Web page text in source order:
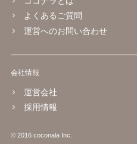
よくあるご質問
運営へのお問い合わせ
会社情報
運営会社
採用情報
© 2016 coconala Inc.